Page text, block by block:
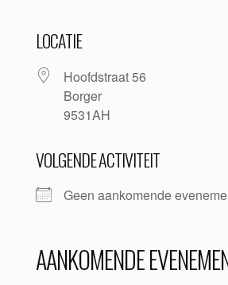
LOCATIE
Hoofdstraat 56
Borger
9531AH
VOLGENDE ACTIVITEIT
Geen aankomende
AANKOMENDE